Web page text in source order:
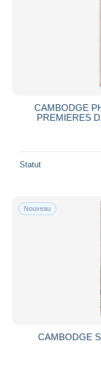
CAMBODGE
PREMIERES
Statut
Nouveau
CAMBODGE